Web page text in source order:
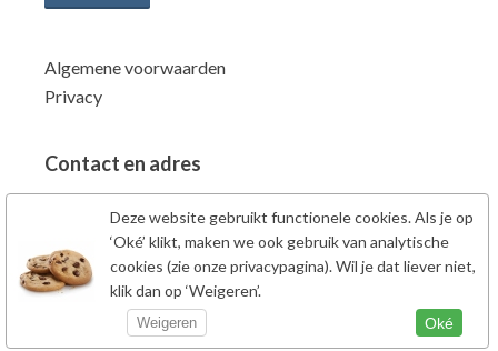
Deze website gebruikt functionele cookies. Als je op
‘Oké’ klikt, maken we ook gebruik van analytische
cookies (zie onze privacypagina). Wil je dat liever niet,
klik dan op ‘Weigeren’.
Weigeren Oké
Algemene voorwaarden
Privacy
Contact en adres
Power Supplements BV
Fahrenheitstraat 7
6662PZ Elst Gld
Nederland
Tel: 0481-707138